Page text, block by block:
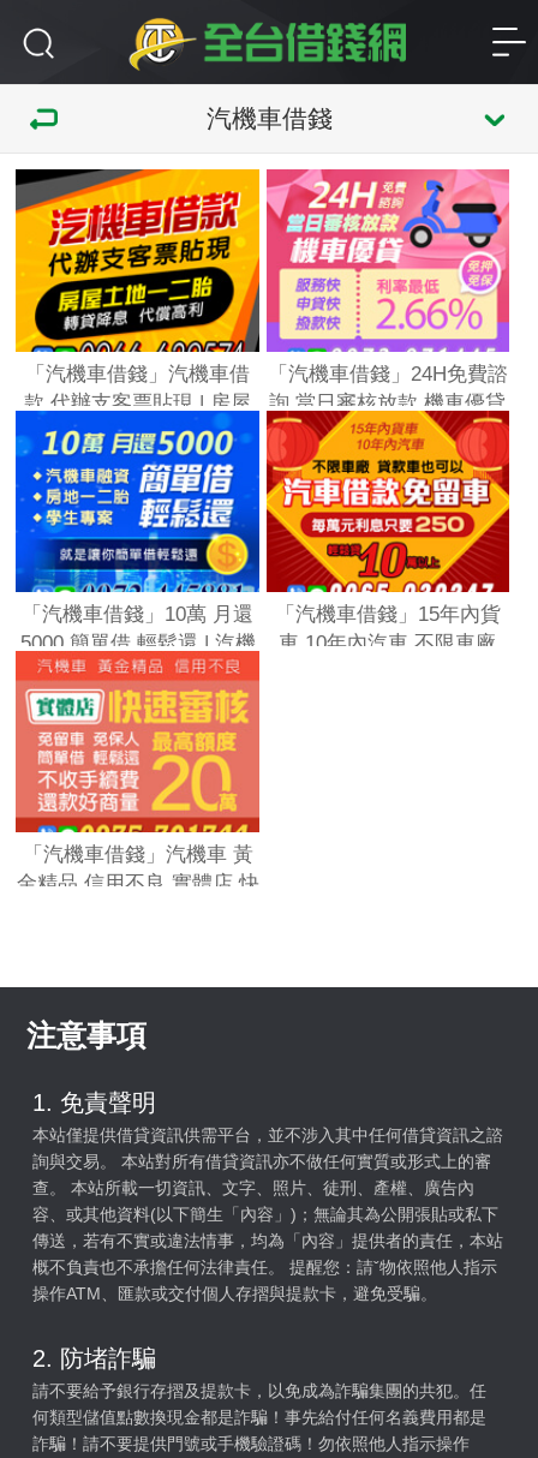
汽機車借錢
「汽機車借錢」汽機車借
款 代辦支客票貼現 | 房屋
土地一二胎 轉貸降息 代償
高利「全台借錢網」
「汽機車借錢」24H免費諮
詢 當日審核放款 機車優貸
| 服務快 申貸快 撥款快 利
率最低2.66% 免押免保
「全台借錢網」
「汽機車借錢」10萬 月還
5000 簡單借 輕鬆還 | 汽機
車融資 房地一二胎 學生專
案 就是讓你簡單借輕鬆還
「全台借錢網」
「汽機車借錢」15年內貨
車 10年內汽車 不限車廠
「汽機車借錢」汽機車 黃
金精品 信用不良 實體店 快
注意事項
1. 免責聲明
本站僅提供借貸資訊供需平台，並不涉入其中任何借貸資訊之諮
詢與交易。 本站對所有借貸資訊亦不做任何實質或形式上的審
查。 本站所載一切資訊、文字、照片、徒刑、產權、廣告內
容、或其他資料(以下簡生「內容」)；無論其為公開張貼或私下
傳送，若有不實或違法情事，均為「內容」提供者的責任，本站
概不負責也不承擔任何法律責任。 提醒您：請ˇ物依照他人指示
操作ATM、匯款或交付個人存摺與提款卡，避免受騙。
2. 防堵詐騙
請不要給予銀行存摺及提款卡，以免成為詐騙集團的共犯。任
何類型儲值點數換現金都是詐騙！事先給付任何名義費用都是
詐騙！請不要提供門號或手機驗證碼！勿依照他人指示操作